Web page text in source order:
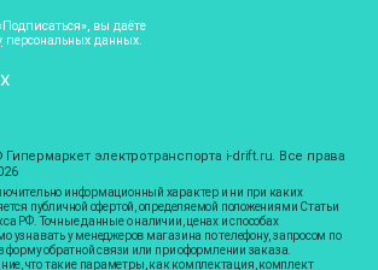
вы даёте
персональных данных.
Гипермаркет электротранспорта i-drift.ru. Все права
информационный характер и ни при каких
публичной офертой, определяемой положениями Статьи
РФ. Точные данные о наличии, ценах и способах
узнавать у менеджеров магазина по телефону, запросом по
форму обратной связи или при оформлении заказа.
что такие параметры, как комплектация, комплект